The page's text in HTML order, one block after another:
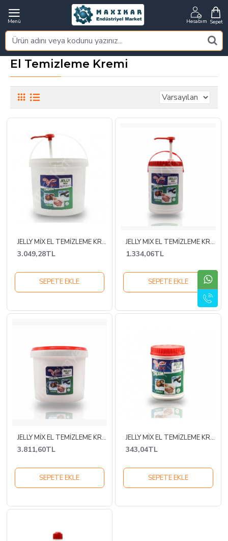
El Temizleme Kremi
JELLY MİX EL TEMİZLEME KREMİ 10KG
3.049,28TL
SEPETE EKLE
JELLY MIX EL TEMİZLEME KREMİ 4KG
1.334,06TL
SEPETE EKLE
JELLY MİX EL TEMİZLEME KREMİ KOVA 15KG
3.811,60TL
SEPETE EKLE
JELLY MİX EL TEMİZLEME KREMİ POMPASIZ 1KG
343,04TL
SEPETE EKLE